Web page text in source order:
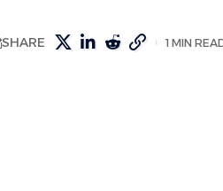
SHARE 1 MIN